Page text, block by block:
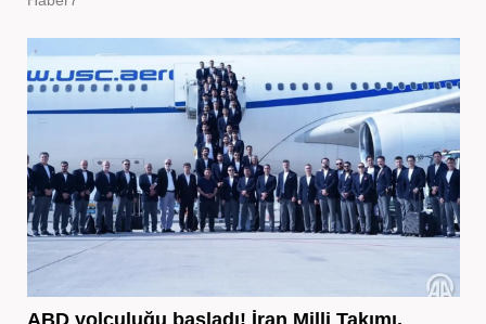
ABD yolculuğu başladı! İran Milli Takımı,